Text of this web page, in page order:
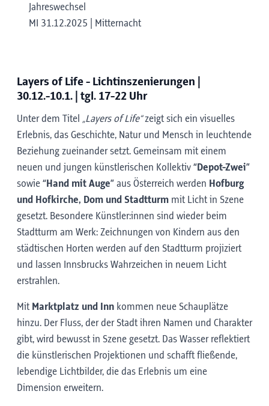
Jahreswechsel
MI 31.12.2025 | Mitternacht
Layers of Life - Lichtinszenierungen |
30.12.-10.1. | tgl. 17-22 Uhr
Unter dem Titel „Layers of Life“zeigt sich ein visuelles
Erlebnis, das Geschichte, Natur und Mensch in leuchtende
Beziehung zueinander setzt. Gemeinsam mit einem
neuen und jungen künstlerischen Kollektiv “Depot-Zwei”
sowie “Hand mit Auge” aus Österreich werden Hofburg
und Hofkirche, Dom und Stadtturm mit Licht in Szene
gesetzt. Besondere Künstler:innen sind wieder beim
Stadtturm am Werk: Zeichnungen von Kindern aus den
städtischen Horten werden auf den Stadtturm projiziert
und lassen Innsbrucks Wahrzeichen in neuem Licht
erstrahlen.
Mit Marktplatz und Inn kommen neue Schauplätze
hinzu. Der Fluss, der der Stadt ihren Namen und Charakter
gibt, wird bewusst in Szene gesetzt. Das Wasser reflektiert
die künstlerischen Projektionen und schafft fließende,
lebendige Lichtbilder, die das Erlebnis um eine
Dimension erweitern.